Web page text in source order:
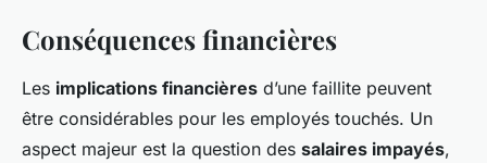
Conséquences financières
Les implications financières d’une faillite peuvent
être considérables pour les employés touchés. Un
aspect majeur est la question des salaires impayés,